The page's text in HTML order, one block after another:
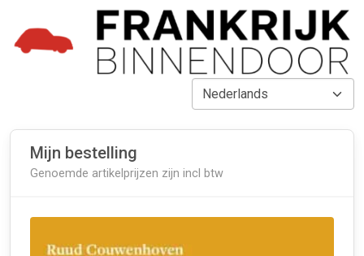
Mijn bestelling
Genoemde artikelprijzen zijn incl btw